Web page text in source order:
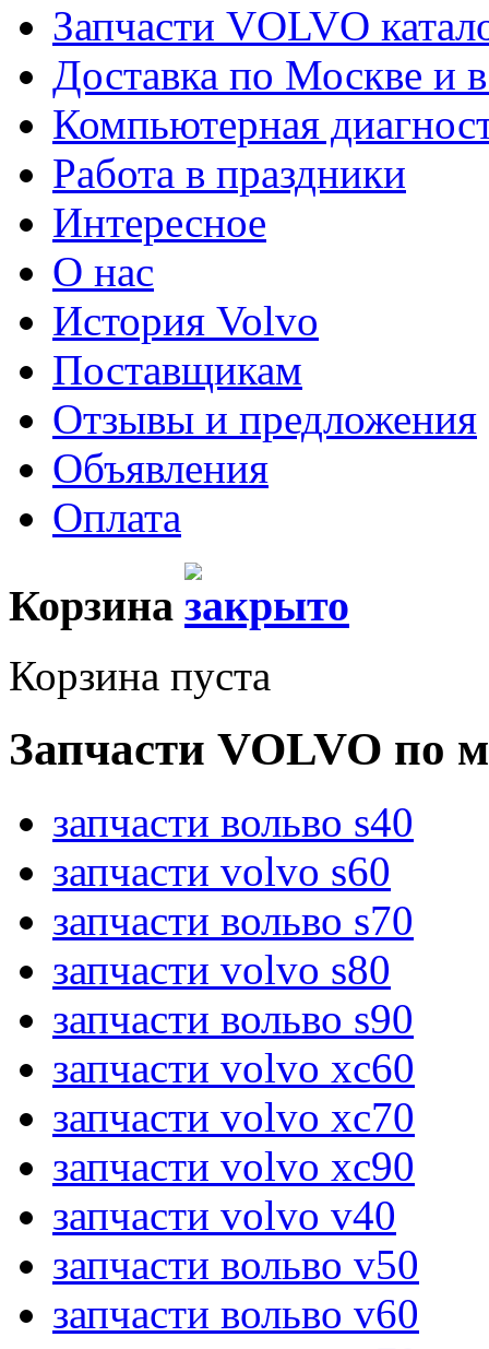
Запчасти VOLVO
Доставка по Москве и
Компьютерная
Работа в праздники
Интересное
О нас
История Volvo
Поставщикам
Отзывы и предложения
Объявления
Оплата
Корзина
Корзина пуста
Запчасти VOLVO по
запчасти вольво s40
запчасти volvo s60
запчасти вольво s70
запчасти volvo s80
запчасти вольво s90
запчасти volvo xc60
запчасти volvo xc70
запчасти volvo xc90
запчасти volvo v40
запчасти вольво v50
запчасти вольво v60